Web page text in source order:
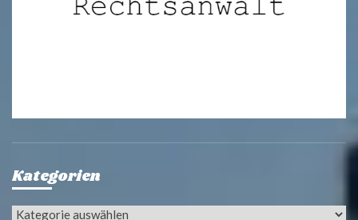
Kategorien
Kategorien